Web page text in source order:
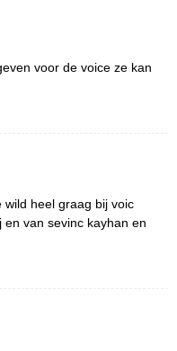
voor de voice ze kan
wild heel graag bij voic
van sevinc kayhan en